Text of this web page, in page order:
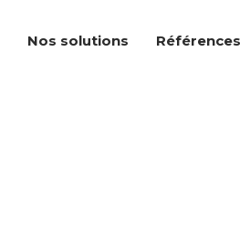
Nos solutions Références